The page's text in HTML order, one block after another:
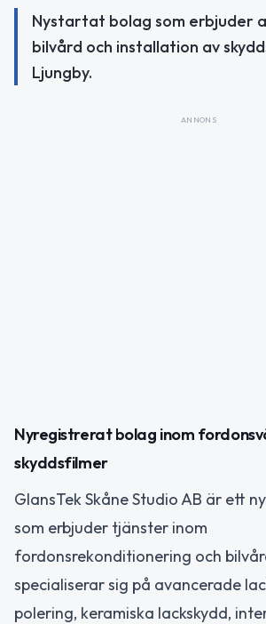
Nystartat bolag som erbjuder
bilvård och installation av
Ljungby.
ANNONS
Nyregistrerat bolag inom
skyddsfilmer
GlansTek Skåne Studio AB är ett
som erbjuder tjänster inom
fordonsrekonditionering och
specialiserar sig på avancerade
polering, keramiska lackskydd,